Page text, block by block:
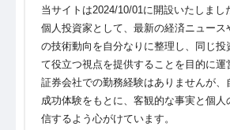
当サイトは2024/10/01に開設いたしまし
個人投資家として、最新の経済ニュー
の技術動向を自分なりに整理し、同じ投
て役立つ視点を提供することを目的に運
証券会社での勤務経験はありませんが、
成功体験をもとに、客観的な事実と個人
信するよう心がけています。